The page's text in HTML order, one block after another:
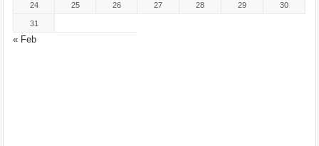
« Feb
24 25 26 27 28 29 30
31